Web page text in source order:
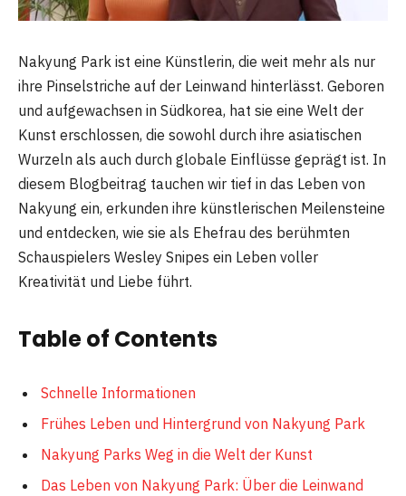
Nakyung Park ist eine Künstlerin, die weit mehr als nur
ihre Pinselstriche auf der Leinwand hinterlässt. Geboren
und aufgewachsen in Südkorea, hat sie eine Welt der
Kunst erschlossen, die sowohl durch ihre asiatischen
Wurzeln als auch durch globale Einflüsse geprägt ist. In
diesem Blogbeitrag tauchen wir tief in das Leben von
Nakyung ein, erkunden ihre künstlerischen Meilensteine
und entdecken, wie sie als Ehefrau des berühmten
Schauspielers Wesley Snipes ein Leben voller
Kreativität und Liebe führt.
Table of Contents
Schnelle Informationen
Frühes Leben und Hintergrund von Nakyung Park
Nakyung Parks Weg in die Welt der Kunst
Das Leben von Nakyung Park: Über die Leinwand